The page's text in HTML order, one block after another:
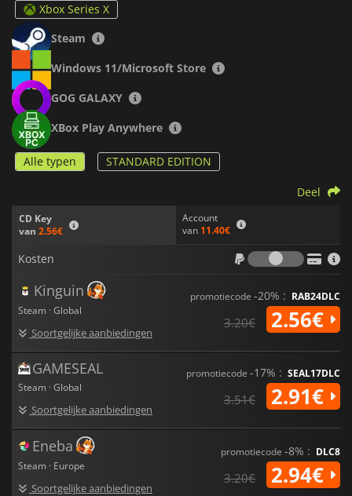
Xbox Series X
Steam
Windows 11/Microsoft Store
GOG GALAXY
XBox Play Anywhere
Alle typen STANDARD EDITION
CD Key
van 2.56€
Account
van 11.40€
Deel
Kosten
Kosten
Kinguin
Steam · Global
Soortgelijke aanbiedingen
promotiecode -20% : RAB24DLC
3.20€ 2.56€
GAMESEAL
Steam · Global
Soortgelijke aanbiedingen
promotiecode -17% : SEAL17DLC
3.51€ 2.91€
Eneba
Steam · Europe
Soortgelijke aanbiedingen
promotiecode -8% : DLC8
3.20€ 2.94€